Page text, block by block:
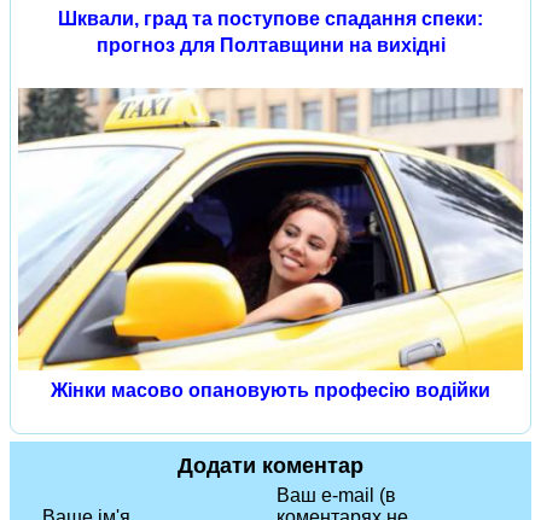
Шквали, град та поступове спадання спеки:
прогноз для Полтавщини на вихідні
Жінки масово опановують професію водійки
Додати коментар
Ваш e-mail (в